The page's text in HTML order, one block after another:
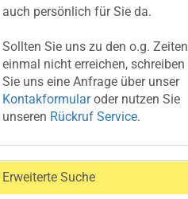
auch persönlich für Sie da.
Sollten Sie uns zu den o.g. Zeiten
einmal nicht erreichen, schreiben
Sie uns eine Anfrage über unser
Kontakformularoder nutzen Sie
unseren Rückruf Service.
Erweiterte Suche